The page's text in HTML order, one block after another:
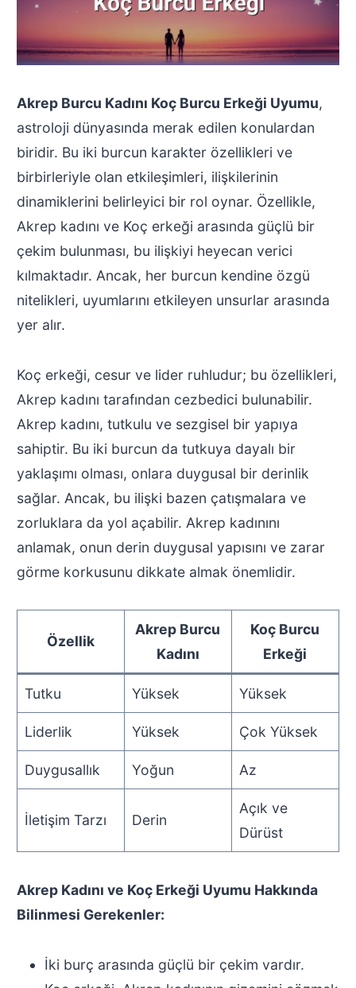
Akrep Burcu Kadını Koç Burcu Erkeği Uyumu,
astroloji dünyasında merak edilen konulardan
biridir. Bu iki burcun karakter özellikleri ve
birbirleriyle olan etkileşimleri, ilişkilerinin
dinamiklerini belirleyici bir rol oynar. Özellikle,
Akrep kadını ve Koç erkeği arasında güçlü bir
çekim bulunması, bu ilişkiyi heyecan verici
kılmaktadır. Ancak, her burcun kendine özgü
nitelikleri, uyumlarını etkileyen unsurlar arasında
yer alır.
Koç erkeği, cesur ve lider ruhludur; bu özellikleri,
Akrep kadını tarafından cezbedici bulunabilir.
Akrep kadını, tutkulu ve sezgisel bir yapıya
sahiptir. Bu iki burcun da tutkuya dayalı bir
yaklaşımı olması, onlara duygusal bir derinlik
sağlar. Ancak, bu ilişki bazen çatışmalara ve
zorluklara da yol açabilir. Akrep kadınını
anlamak, onun derin duygusal yapısını ve zarar
görme korkusunu dikkate almak önemlidir.
Özellik
Akrep Burcu
Kadını
Koç Burcu
Erkeği
Tutku Yüksek Yüksek
Liderlik Yüksek Çok Yüksek
Duygusallık Yoğun Az
İletişim Tarzı Derin
Açık ve
Dürüst
Akrep Kadını ve Koç Erkeği Uyumu Hakkında
Bilinmesi Gerekenler:
İki burç arasında güçlü bir çekim vardır.